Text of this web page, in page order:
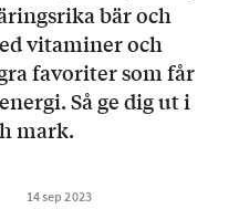
bär och
vitaminer och
favoriter som får
Så ge dig ut i
mark.
14sep 2023